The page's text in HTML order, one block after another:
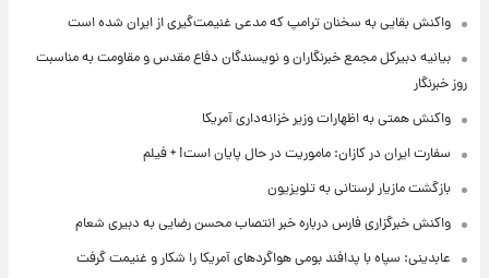
واکنش بقایی به سخنان ترامپ که مدعی غنیمت‌گیری از ایران شده است
بیانیه دبیرکل مجمع خبرنگاران و نویسندگان دفاع مقدس و مقاومت به مناسبت
روز خبرنگار
واکنش همتی به اظهارات وزیر خزانه‌داری آمریکا
سفارت ایران در کازان: ماموریت در حال پایان است! + فیلم
بازگشت مازیار لرستانی به تلویزیون
واکنش خبرگزاری فارس درباره خبر انتصاب محسن رضایی به دبیری شعام
عابدینی: سپاه با پدافند بومی هواگردهای آمریکا را شکار و غنیمت گرفت